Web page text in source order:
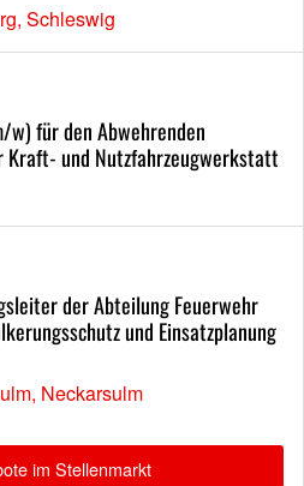
Schleswig
für den Abwehrenden
Kraft- und Nutzfahrzeugwerkstatt
der Abteilung Feuerwehr
und Einsatzplanung
Neckarsulm
im Stellenmarkt